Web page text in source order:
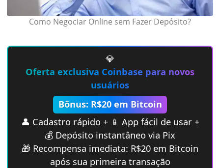
Como Negociar Online sem Fazer Depósito?
💎
Oferta exclusiva Coinbase para novos
usuários
Bônus: R$20 em Bitcoin
👤 Cadastro rápido + 📱 App fácil de usar +
💰 Depósito instantâneo via Pix
🎁 Recompensa imediata: R$20 em Bitcoin
após sua primeira transação